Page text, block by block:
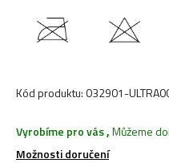
Kód produktu:032901-
Vyrobíme pro vás,Můžeme
Možnosti doručení